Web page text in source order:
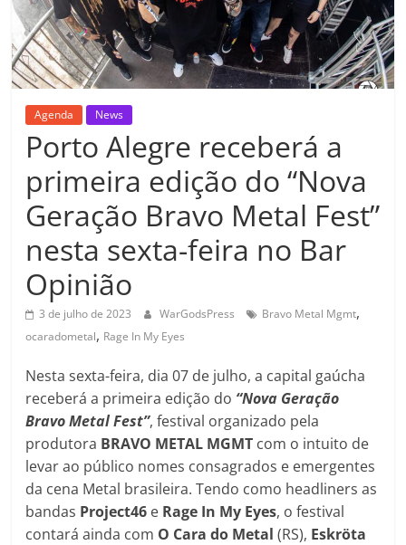
Agenda News
Porto Alegre receberá a
primeira edição do “Nova
Geração Bravo Metal Fest”
nesta sexta-feira no Bar
Opinião
3 de julho de 2023 WarGodsPress Bravo Metal Mgmt,
ocaradometal, Rage In My Eyes
Nesta sexta-feira, dia 07 de julho, a capital gaúcha
receberá a primeira edição do “Nova Geração
Bravo Metal Fest”, festival organizado pela
produtora BRAVO METAL MGMT com o intuito de
levar ao público nomes consagrados e emergentes
da cena Metal brasileira. Tendo como headliners as
bandas Project46 e Rage In My Eyes, o festival
contará ainda com O Cara do Metal (RS), Eskröta